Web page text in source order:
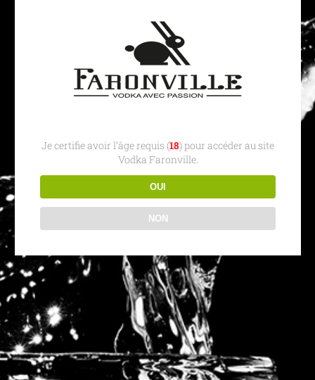
Partagez cet article, Choisissez votre Plateforme!
FacebookTwitter LinkedInTumblrPinterest
Vk
Je certifie avoir l’âge requis (18) pour accéder au site
Vodka Faronville.
OUI
NON